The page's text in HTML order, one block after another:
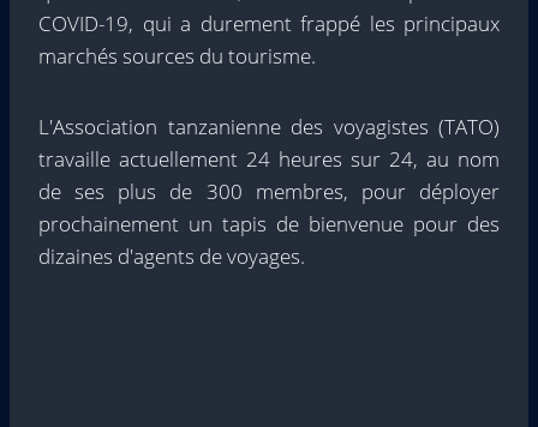
COVID-19, qui a durement frappé les principaux
marchés sources du tourisme.
L'Association tanzanienne des voyagistes (TATO)
travaille actuellement 24 heures sur 24, au nom
de ses plus de 300 membres, pour déployer
prochainement un tapis de bienvenue pour des
dizaines d'agents de voyages.